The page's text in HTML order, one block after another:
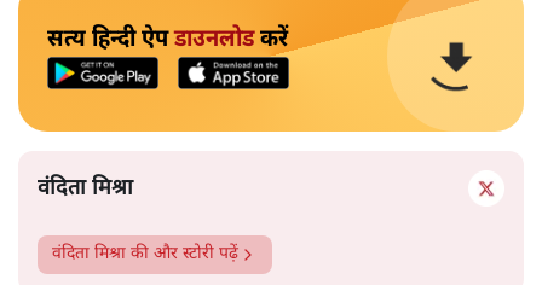
सत्य हिन्दी ऐपडाउनलोडकरें
वंदिता मिश्रा
वंदिता मिश्रा की और स्टोरी पढ़ें